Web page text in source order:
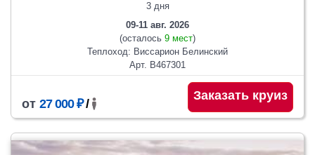
3 дня
09-11 авг. 2026
(осталось 9 мест)
Теплоход: Виссарион Белинский
Арт. В467301
от 27 000 ₽/
Заказать круиз